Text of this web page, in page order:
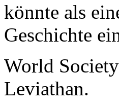
könnte als
Geschichte
World
Leviathan.